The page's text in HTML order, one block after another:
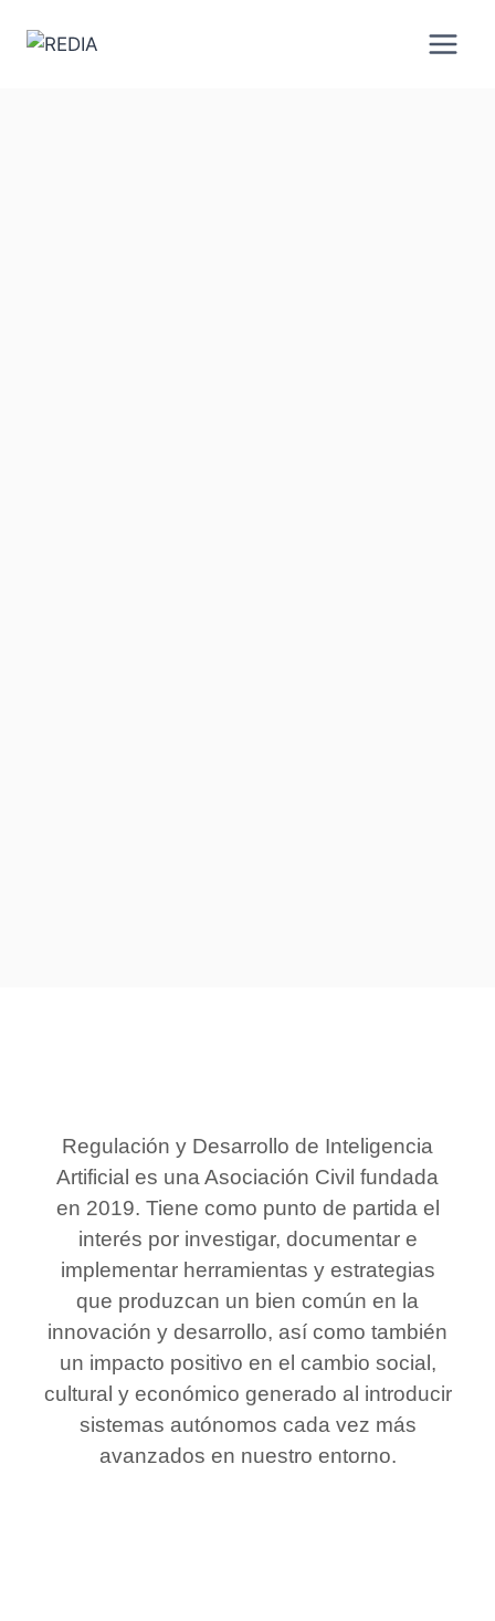
Regulación y Desarrollo de Inteligencia
Artificial es una Asociación Civil fundada
en 2019. Tiene como punto de partida el
interés por investigar, documentar e
implementar herramientas y estrategias
que produzcan un bien común en la
innovación y desarrollo, así como también
un impacto positivo en el cambio social,
cultural y económico generado al introducir
sistemas autónomos cada vez más
avanzados en nuestro entorno.